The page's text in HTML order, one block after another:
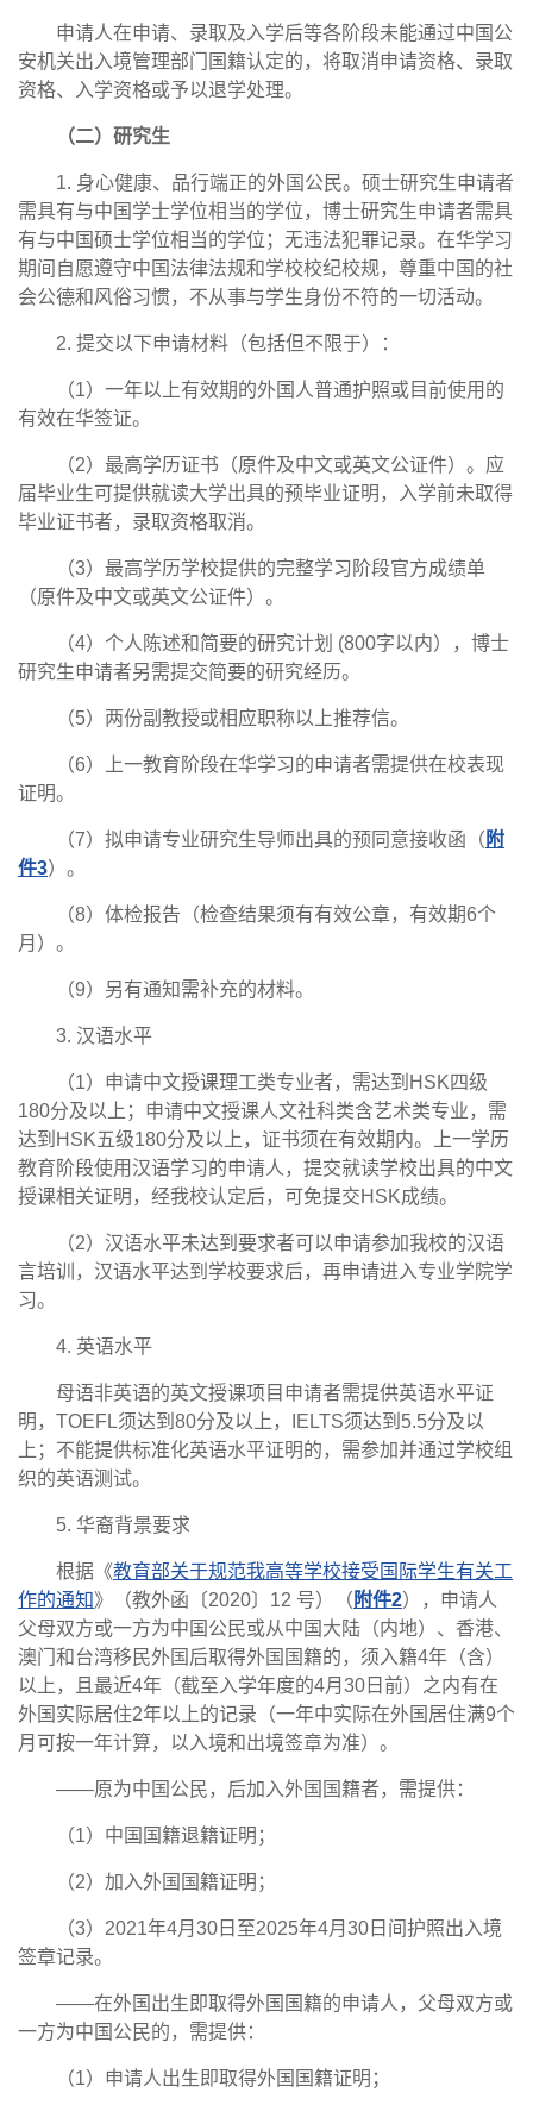
申请人在申请、录取及入学后等各阶段未能通过中国公
安机关出入境管理部门国籍认定的，将取消申请资格、录取
资格、入学资格或予以退学处理。
（二）研究生
1. 身心健康、品行端正的外国公民。硕士研究生申请者
需具有与中国学士学位相当的学位，博士研究生申请者需具
有与中国硕士学位相当的学位；无违法犯罪记录。在华学习
期间自愿遵守中国法律法规和学校校纪校规，尊重中国的社
会公德和风俗习惯，不从事与学生身份不符的一切活动。
2. 提交以下申请材料（包括但不限于）：
（1）一年以上有效期的外国人普通护照或目前使用的
有效在华签证。
（2）最高学历证书（原件及中文或英文公证件）。应
届毕业生可提供就读大学出具的预毕业证明，入学前未取得
毕业证书者，录取资格取消。
（3）最高学历学校提供的完整学习阶段官方成绩单
（原件及中文或英文公证件）。
（4）个人陈述和简要的研究计划 (800字以内），博士
研究生申请者另需提交简要的研究经历。
（5）两份副教授或相应职称以上推荐信。
（6）上一教育阶段在华学习的申请者需提供在校表现
证明。
（7）拟申请专业研究生导师出具的预同意接收函（ 附
件3）。
（8）体检报告（检查结果须有有效公章，有效期6个
月）。
（9）另有通知需补充的材料。
3. 汉语水平
（1）申请中文授课理工类专业者，需达到HSK四级
180分及以上；申请中文授课人文社科类含艺术类专业，需
达到HSK五级180分及以上，证书须在有效期内。上一学历
教育阶段使用汉语学习的申请人，提交就读学校出具的中文
授课相关证明，经我校认定后，可免提交HSK成绩。
（2）汉语水平未达到要求者可以申请参加我校的汉语
言培训，汉语水平达到学校要求后，再申请进入专业学院学
习。
4. 英语水平
母语非英语的英文授课项目申请者需提供英语水平证
明，TOEFL须达到80分及以上，IELTS须达到5.5分及以
上；不能提供标准化英语水平证明的，需参加并通过学校组
织的英语测试。
5. 华裔背景要求
根据《教育部关于规范我高等学校接受国际学生有关工
作的通知》（教外函〔2020〕12 号）（ 附件2），申请人
父母双方或一方为中国公民或从中国大陆（内地）、香港、
澳门和台湾移民外国后取得外国国籍的，须入籍4年（含）
以上，且最近4年（截至入学年度的4月30日前）之内有在
外国实际居住2年以上的记录（一年中实际在外国居住满9个
月可按一年计算，以入境和出境签章为准）。
——原为中国公民，后加入外国国籍者，需提供：
（1）中国国籍退籍证明；
（2）加入外国国籍证明；
（3）2021年4月30日至2025年4月30日间护照出入境
签章记录。
——在外国出生即取得外国国籍的申请人，父母双方或
一方为中国公民的，需提供：
（1）申请人出生即取得外国国籍证明；